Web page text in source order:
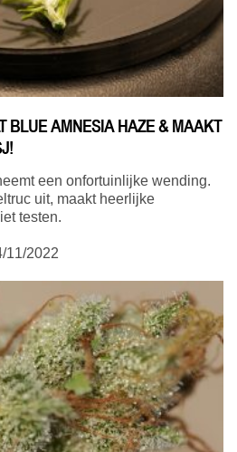
BLUE AMNESIA HAZE & MAAKT
een onfortuinlijke wending.
uit, maakt heerlijke
testen.
11/2022